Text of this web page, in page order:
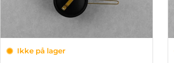
Ikke på lager